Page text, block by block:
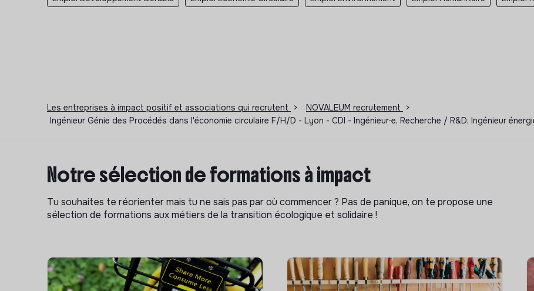
Les entreprises à impact positif et associations qui recrutent > NOVALEUM recrutement
>
Ingénieur Génie des Procédés dans l'économie circulaire F/H/D - Lyon - CDI - Ingénieur⸱e, Recherche / R&D, Ingénieur
Notre sélection de formations à impact
Tu souhaites te réorienter mais tu ne sais pas par où commencer ? Pas de panique, on te propose une
sélection de formations aux métiers de la transition écologique et solidaire !